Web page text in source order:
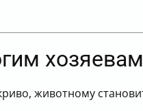
хозяевам
животному